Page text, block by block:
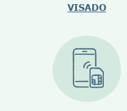
VISADO